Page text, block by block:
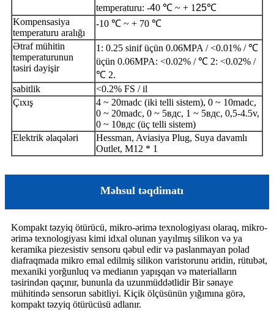
temperaturu: -40 ℃ ~ + 1 25℃
Kompensasiya
temperaturu aralığı
-10 ℃ ~ + 70 ℃
Ətraf mühitin
temperaturunun
təsiri dəyişir
1: 0.25 sinif üçün 0.06MPA / <0.01% / ℃
üçün 0.06MPA: <0.02% / ℃ 2: <0.02% /
℃ 2.
sabitlik
<0.2% FS / il
Çıxış
4 ~ 20madc (iki telli sistem), 0 ~ 10madc,
0 ~ 20madc, 0 ~ 5вдc, 1 ~ 5вдc, 0,5-4.5v,
0 ~ 10вдc (üç telli sistem)
Elektrik əlaqələri
Hessman, Aviasiya Plug, Suya davamlı
Outlet, M12 * 1
Məhsul təqdimatı
Kompakt təzyiq ötürücü, mikro-ərimə texnologiyası olaraq, mikro-
ərimə texnologiyası kimi idxal olunan yayılmış silikon və ya
keramika piezesistiv sensoru qəbul edir və paslanmayan polad
diafraqmada mikro emal edilmiş silikon varistorunu əridin, rütubət,
mexaniki yorğunluq və medianın yapışqan və materialların
təsirindən qaçınır, bununla da uzunmüddətlidir Bir sənaye
mühitində sensorun sabitliyi. Kiçik ölçüsünün yığımına görə,
kompakt təzyiq ötürücüsü adlanır.